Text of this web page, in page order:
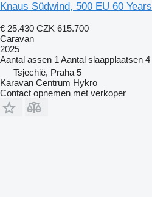
Knaus Südwind, 500 EU 60 Years
€ 25.430 CZK 615.700
Caravan
2025
Aantal assen 1 Aantal slaapplaatsen 4
Tsjechië, Praha 5
Karavan Centrum Hykro
Contact opnemen met verkoper